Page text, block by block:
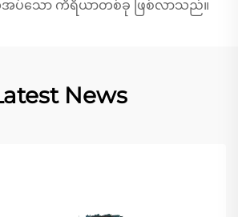
ပ်သော ကိရိယာတစ်ခု ဖြစ်လာသည်။
News